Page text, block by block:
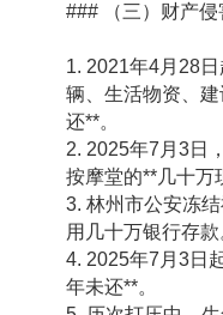
### （三）财产侵
1. 2021年4月28
辆、生活物资、
还**。
2. 2025年7月3日
按摩堂的**几十万
3. 林州市公安冻
用几十万银行存款
4. 2025年7月3日
年未还**。